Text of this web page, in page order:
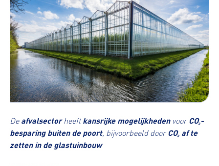
Deafvalsectorheeftkansrijke mogelijkhedenvoorCO₂-
besparing buiten de poort, bijvoorbeeld doorCO₂ af te
zetten in de glastuinbouw